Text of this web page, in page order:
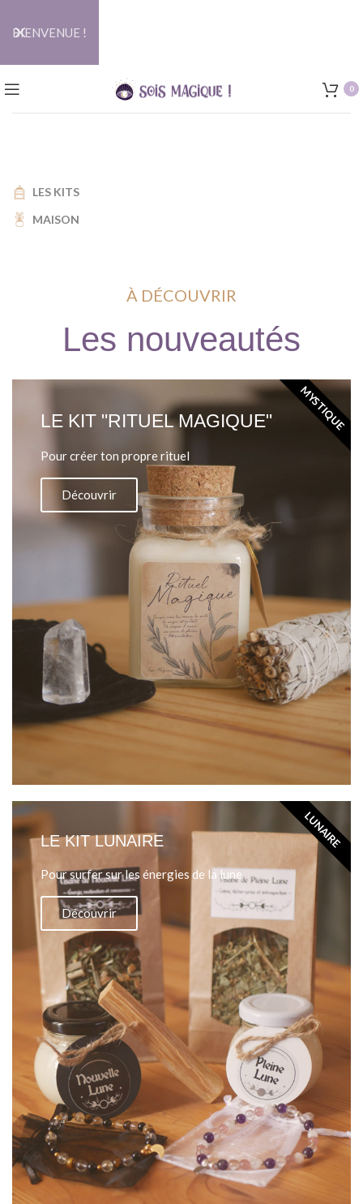
0
LES KITS
MAISON
À DÉCOUVRIR
Les nouveautés
LE KIT "RITUEL MAGIQUE"
Pour créer ton propre rituel
Découvrir
MYSTIQUE
LE KIT LUNAIRE
Pour surfer sur les énergies de la lune
Découvrir
LUNAIRE
BIENVENUE !